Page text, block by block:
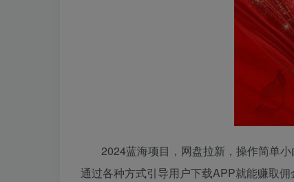
2024蓝海项目，网盘拉新，操作简单
通过各种方式引导用户下载APP就能赚取